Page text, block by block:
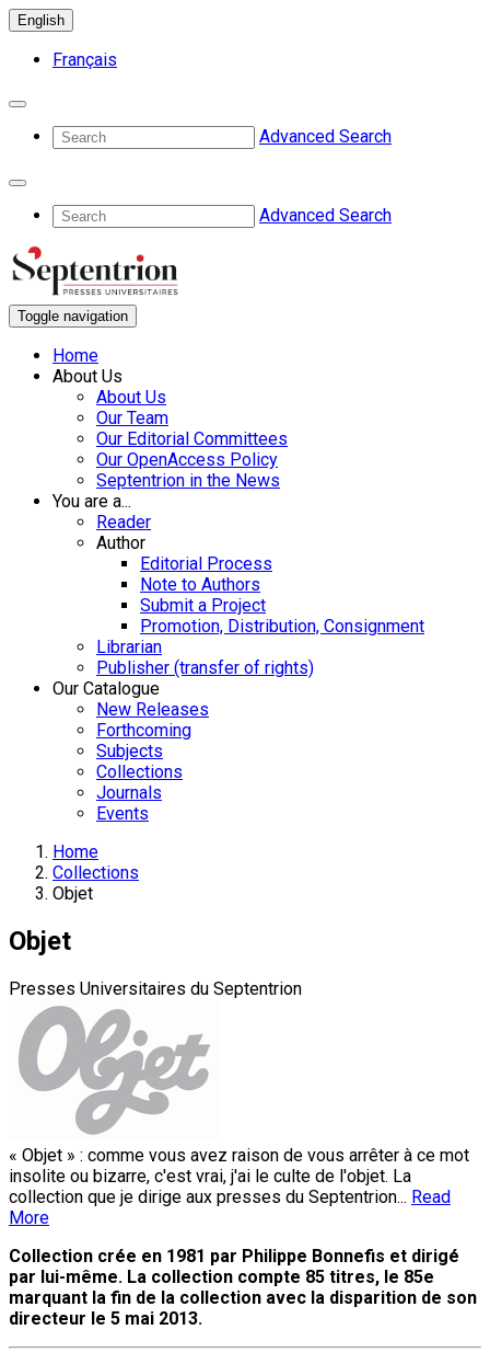
English
Français
Advanced Search
Advanced Search
Toggle navigation
Home
About Us
About Us
Our Team
Our Editorial Committees
Our OpenAccess Policy
Septentrion in the News
You are a...
Reader
Author
Editorial Process
Note to Authors
Submit a Project
Promotion, Distribution, Consignment
Librarian
Publisher (transfer of rights)
Our Catalogue
New Releases
Forthcoming
Subjects
Collections
Journals
Events
Home
Collections
Objet
Objet
Presses Universitaires du Septentrion
« Objet » : comme vous avez raison de vous arrêter à ce mot
insolite ou bizarre, c'est vrai, j'ai le culte de l'objet. La
collection que je dirige aux presses du Septentrion... Read
More
Collection crée en 1981 par Philippe Bonnefis et dirigé
par lui-même. La collection compte 85 titres, le 85e
marquant la fin de la collection avec la disparition de son
directeur le 5 mai 2013.